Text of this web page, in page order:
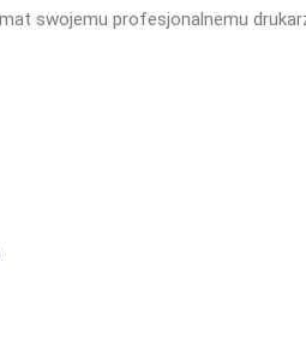
swojemu profesjonalnemu